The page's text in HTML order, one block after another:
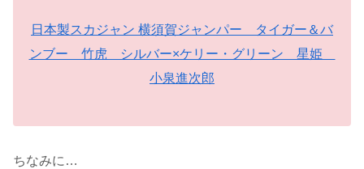
日本製スカジャン 横須賀ジャンパー タイガー＆バ
ンブー 竹虎 シルバー×ケリー・グリーン 星姫
小泉進次郎
ちなみに…